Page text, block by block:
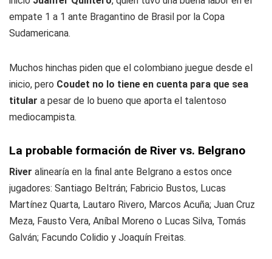
empate 1 a 1 ante Bragantino de Brasil por la Copa
Sudamericana.
Muchos hinchas piden que el colombiano juegue desde el
inicio, pero Coudet no lo tiene en cuenta para que sea
titular a pesar de lo bueno que aporta el talentoso
mediocampista.
La probable formación de River vs. Belgrano
River alinearía en la final ante Belgrano a estos once
jugadores: Santiago Beltrán; Fabricio Bustos, Lucas
Martínez Quarta, Lautaro Rivero, Marcos Acuña; Juan Cruz
Meza, Fausto Vera, Aníbal Moreno o Lucas Silva, Tomás
Galván; Facundo Colidio y Joaquín Freitas.